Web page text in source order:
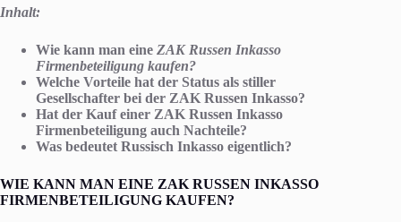
Inhalt:
Wie kann man eine ZAK Russen Inkasso
Firmenbeteiligung kaufen?
Welche Vorteile hat der Status als stiller
Gesellschafter bei der ZAK Russen Inkasso?
Hat der Kauf einer ZAK Russen Inkasso
Firmenbeteiligung auch Nachteile?
Was bedeutet Russisch Inkasso eigentlich?
WIE KANN MAN EINE ZAK RUSSEN INKASSO
FIRMENBETEILIGUNG KAUFEN?